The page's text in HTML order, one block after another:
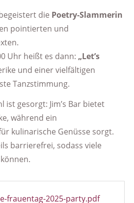
die Poetry-Slammerin
pointierten und
Uhr heißt es dann: „Let’s
und einer vielfältigen
Tanzstimmung.
ist gesorgt: Jim’s Bar bietet
während ein
kulinarische Genüsse sorgt.
barrierefrei, sodass viele
frauentag-2025-party.pdf